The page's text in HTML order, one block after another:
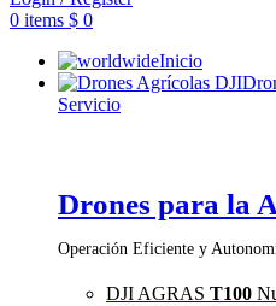
0 items $ 0
Inicio
Servicio
Drones para la
Operación Eficiente y
DJI AGRAS T100